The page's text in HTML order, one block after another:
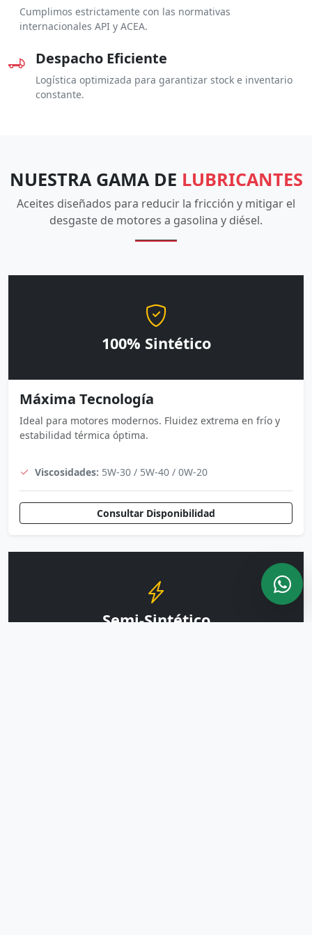
Cumplimos estrictamente con las normativas
internacionales API y ACEA.
Despacho Eficiente
Logística optimizada para garantizar stock e inventario
constante.
NUESTRA GAMA DE LUBRICANTES
Aceites diseñados para reducir la fricción y mitigar el
desgaste de motores a gasolina y diésel.
100% Sintético
Máxima Tecnología
Ideal para motores modernos. Fluidez extrema en frío y
estabilidad térmica óptima.
Viscosidades: 5W-30 / 5W-40 / 0W-20
Consultar Disponibilidad
Semi-Sintético